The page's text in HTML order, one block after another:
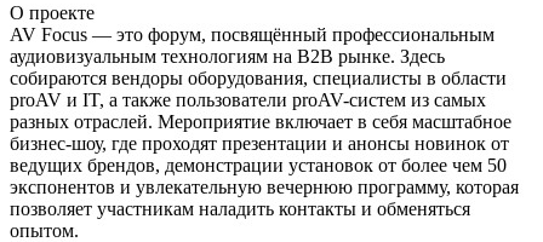
О проекте
AV Focus — это форум, посвящённый профессиональным
аудиовизуальным технологиям на B2B рынке. Здесь
собираются вендоры оборудования, специалисты в области
proAV и IT, а также пользователи proAV-систем из самых
разных отраслей. Мероприятие включает в себя масштабное
бизнес-шоу, где проходят презентации и анонсы новинок от
ведущих брендов, демонстрации установок от более чем 50
экспонентов и увлекательную вечернюю программу, которая
позволяет участникам наладить контакты и обменяться
опытом.